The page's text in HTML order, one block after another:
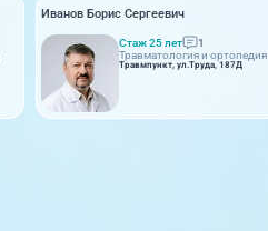
Иванов Борис Сергеевич
Стаж 25 лет
1
Травматология и ортопедия
Травмпункт, ул.Труда, 187Д